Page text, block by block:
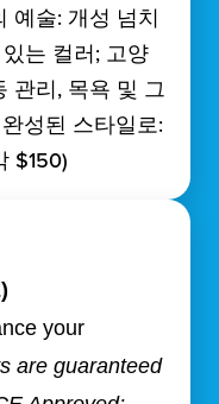
예술: 개성 넘치
는 컬러; 고양
관리, 목욕 및 그
성된 스타일로:
$150)
your
are guaranteed